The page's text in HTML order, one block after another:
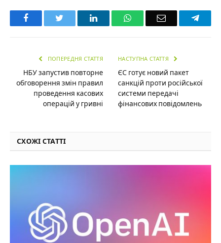
Facebook LinkedInWhatsAppEmail
ПОПЕРЕДНЯ СТАТТЯ
НБУ запустив повторне
обговорення змін правил
проведення касових
операцій у гривні
НАСТУПНА СТАТТЯ
ЄС готує новий пакет
санкцій проти російської
системи передачі
фінансових повідомлень
СХОЖІ СТАТТІ